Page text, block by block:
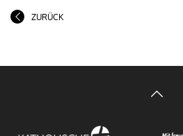
ZURÜCK